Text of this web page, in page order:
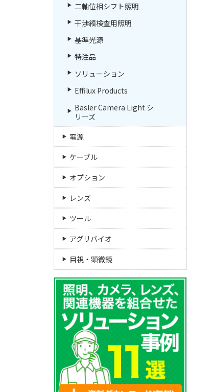
二軸位相シフト照明
干渉縞検査用照明
基準光源
特注品
ソリューション
Effilux Products
Basler Camera Light シ
リーズ
電源
ケーブル
オプション
レンズ
ツール
アグリバイオ
目視・顕微鏡